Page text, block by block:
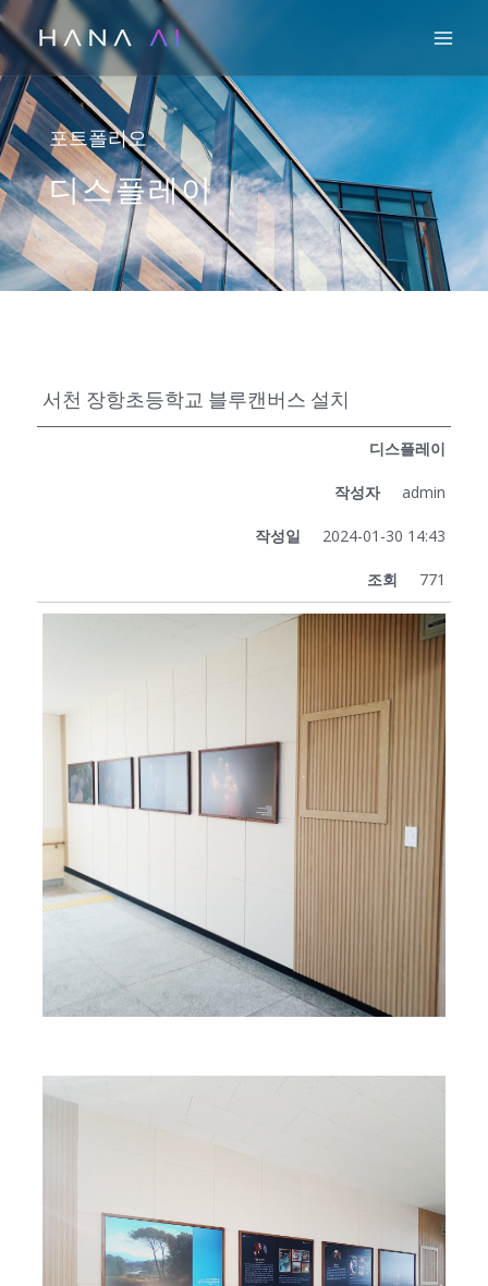
콘
텐
츠
로
건
너
뛰
기
포트폴리오
디스플레이
서천 장항초등학교 블루캔버스 설치
디스플레이
작성자 admin
작성일 2024-01-30 14:43
조회 771